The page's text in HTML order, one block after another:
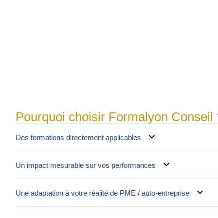
Pourquoi choisir Formalyon Conseil
Des formations directement applicables
Un impact mesurable sur vos performances
Une adaptation à votre réalité de PME / auto-entreprise